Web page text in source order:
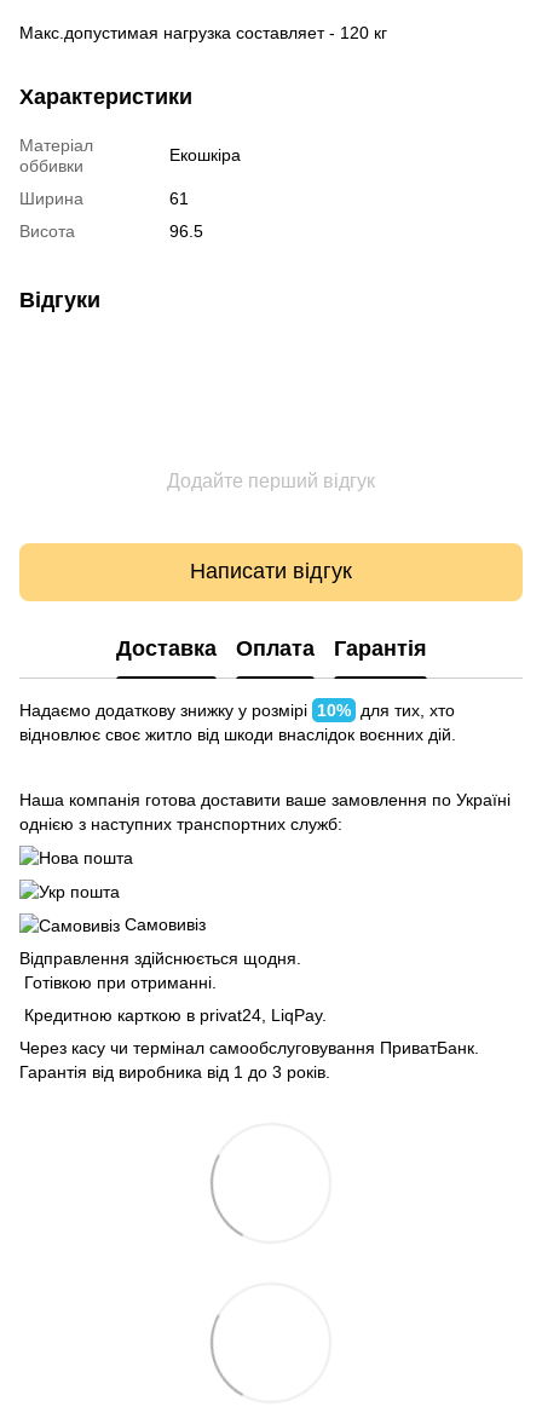
Макс.допустимая нагрузка составляет - 120 кг
Характеристики
Матеріал
оббивки
Екошкіра
Ширина
61
Висота
96.5
Відгуки
Додайте перший відгук
Написати відгук
Доставка Оплата Гарантія
Надаємо додаткову знижку у розмірі 10% для тих, хто
відновлює своє житло від шкоди внаслідок воєнних дій.
Наша компанія готова доставити ваше замовлення по Україні
однією з наступних транспортних служб:
Самовивіз
Відправлення здійснюється щодня.
Готівкою при отриманні.
Кредитною карткою в privat24, LiqPay.
Через касу чи термінал самообслуговування ПриватБанк.
Гарантія від виробника від 1 до 3 років.